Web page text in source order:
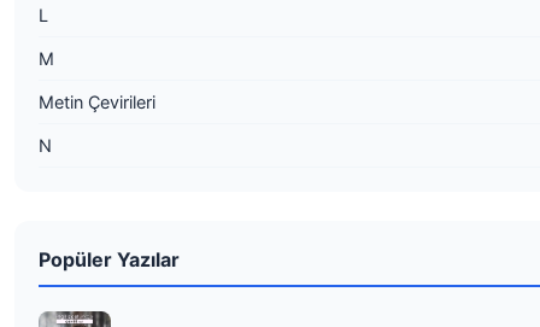
L
M
Metin Çevirileri
N
Popüler Yazılar